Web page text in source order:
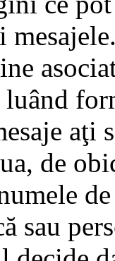
luând
aţi
de
sau